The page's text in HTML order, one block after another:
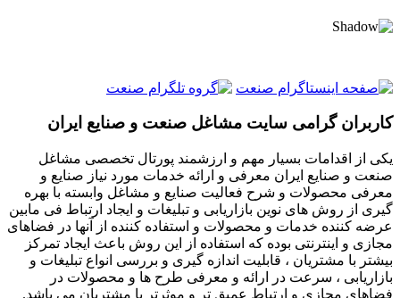
کاربران گرامی سایت مشاغل صنعت و صنایع ایران
یکی از اقدامات بسیار مهم و ارزشمند پورتال تخصصی مشاغل
صنعت و صنایع ایران معرفی و ارائه خدمات مورد نیاز صنایع و
معرفی محصولات و شرح فعالیت صنایع و مشاغل وابسته با بهره
گیری از روش های نوین بازاریابی و تبلیغات و ایجاد ارتباط فی مابین
عرضه کننده خدمات و محصولات و استفاده کننده از آنها در فضاهای
مجازی و اینترنتی بوده که استفاده از این روش باعث ایجاد تمرکز
بیشتر با مشتریان ، قابلیت اندازه گیری و بررسی انواع تبلیغات و
بازاریابی ، سرعت در ارائه و معرفی طرح ها و محصولات در
فضاهای مجازی و ارتباط عمیق تر و موثرتر با مشتریان می باشد.